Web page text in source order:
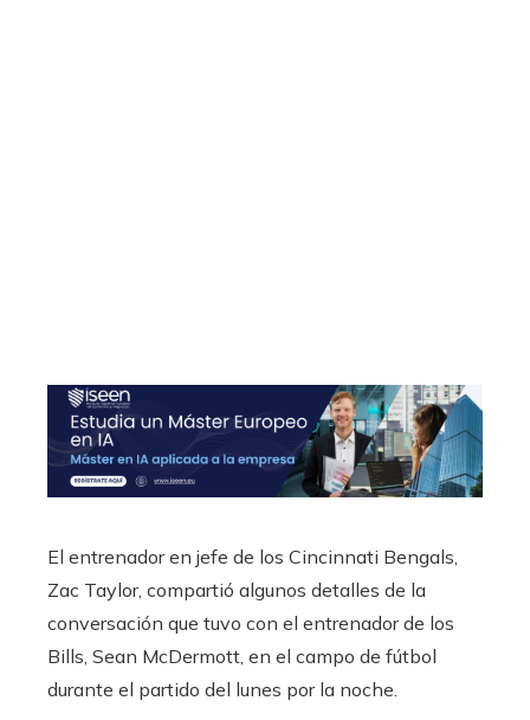
El entrenador en jefe de los Cincinnati Bengals,
Zac Taylor, compartió algunos detalles de la
conversación que tuvo con el entrenador de los
Bills, Sean McDermott, en el campo de fútbol
durante el partido del lunes por la noche.